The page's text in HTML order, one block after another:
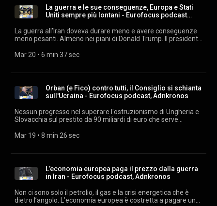
le piattaforme di streaming. Estratti audio: archivio audiovisivi
Adnkronos. Musiche su licenza Machiavelli Music.
La guerra e le sue conseguenze, Europa e Stati
Uniti sempre più lontani - Eurofocus podcast
La guerra all’Iran doveva durare meno e avere conseguenze
meno pesanti. Almeno nei piani di Donald Trump. Il presidente
oggi, tra una minaccia e un attacco agli (ex) alleati della Nato,
sul piano economico e anche una strategia poco
comprensibile, che in Europa viene considerata quantomeno
troppo rischiosa. Ascolta "Eurofocus" ogni giorno su
podcast.adnkronos.com
(https://podcast.adnkronos.com/show/eurofocus/) e su tutte
le piattaforme di streaming. Estratti audio: archivio audiovisivi
Adnkronos. Musiche su licenza Machiavelli Music.
Mar 20 • 6 min 37 sec
Orban (e Fico) contro tutti, il Consiglio si schianta
sull'Ucraina - Eurofocus podcast, Adnkronos
Nessun progresso nel superare l'ostruzionismo di Ungheria e
Slovacchia sul prestito da 90 miliardi di euro che serve
paralizzata. Sullo sfondo, una campagna elettorale
le piattaforme di streaming. Estratti audio: archivio audiovisivi
Adnkronos. Musiche su licenza Machiavelli Music.
Mar 19 • 8 min 26 sec
L’economia europea paga il prezzo dalla guerra
in Iran - Eurofocus podcast, Adnkronos
Non ci sono solo il petrolio, il gas e la crisi energetica che è
dietro l’angolo. L’economia europea è costretta a pagare un